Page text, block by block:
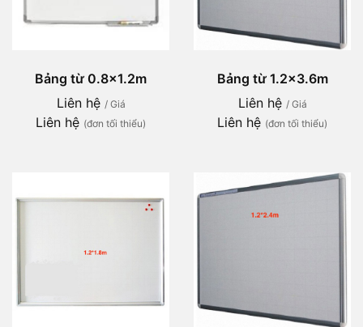
Bảng từ 0.8x1.2m
Liên hệ / Giá
Liên hệ (đơn tối thiểu)
Bảng từ 1.2x3.6m
Liên hệ / Giá
Liên hệ (đơn tối thiểu)